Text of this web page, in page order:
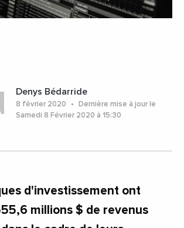
Denys Bédarride
8 février 2020
Dernière mise à jour le
Samedi 8 Février 2020 à 15:30
d'investissement ont
millions $ de revenus